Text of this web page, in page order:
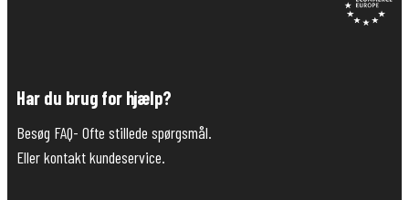
Har du brug for hjælp?
Besøg FAQ- Ofte stillede spørgsmål.
Eller kontakt kundeservice.